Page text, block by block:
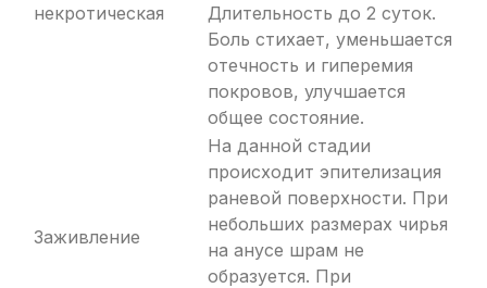
некротическая
Длительность до 2 суток.
Боль стихает, уменьшается
отечность и гиперемия
покровов, улучшается
общее состояние.
Заживление
На данной стадии
происходит эпителизация
раневой поверхности. При
небольших размерах чирья
на анусе шрам не
образуется. При